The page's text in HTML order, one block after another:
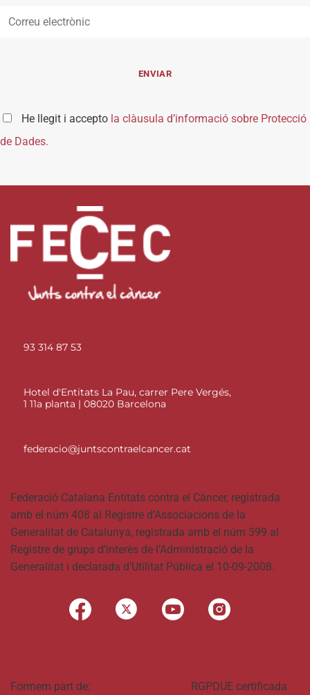
He llegit i accepto la clàusula d’informació sobre Protecció
de Dades.
93 314 87 53
Hotel d'Entitats La Pau, carrer Pere Vergés,
1 11a planta | 08020 Barcelona
federacio@juntscontraelcancer.cat
Federació Catalana Entitats contra el Càncer, registrada
amb el núm 408 al Registre d’Associacions de la
Generalitat de Catalunya, registrada amb el núm 399 al
Registre de grups d’interès de l’Administració de la
Generalitat i declarada d’Utilitat Pública el 10-09-2008.
Formem part de: RGPDUE certificada